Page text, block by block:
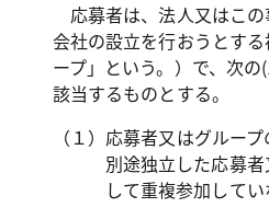
応募者は、法人又はこ
会社の設立を行おうとす
ープ」という。）で、次
該当するものとする。
（１）応募者又はグルー
別途独立した応募
して重複参加してい